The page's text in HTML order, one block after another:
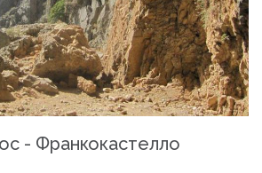
- Франкокастелло